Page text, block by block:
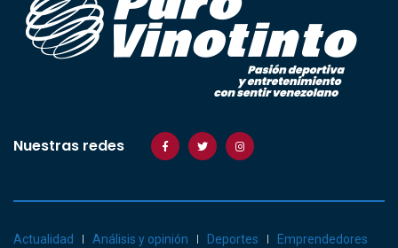
Nuestras redes
Actualidad Análisis y opinión Deportes Emprendedores